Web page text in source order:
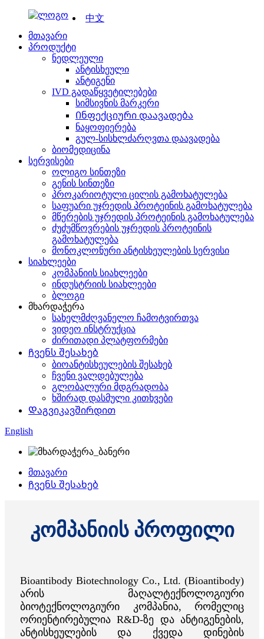
მთავარი
პროდუქტი
ნედლეული
ანტისხეული
ანტიგენი
IVD გადაწყვეტილებები
სიმსივნის მარკერი
Ინფექციური დაავადება
ნაყოფიერება
გულ-სისხლძარღვთა დაავადება
ბიომედიცინა
სერვისები
ოლიგო სინთეზი
გენის სინთეზი
პროკარიოტული ცილის გამოხატულება
საფუარი უჯრედის პროტეინის გამოხატულება
მწერების უჯრედის პროტეინის გამოხატულება
ძუძუმწოვრების უჯრედის პროტეინის
გამოხატულება
მონოკლონური ანტისხეულების სერვისი
სიახლეები
კომპანიის სიახლეები
ინდუსტრიის სიახლეები
ბლოგი
მხარდაჭერა
სახელმძღვანელო ჩამოტვირთვა
ვიდეო ინსტრუქცია
ძირითადი პლატფორმები
Ჩვენს შესახებ
ბიოანტისხეულების შესახებ
ჩვენი ვალდებულება
გლობალური მდგრადობა
ხშირად დასმული კითხვები
Დაგვიკავშირდით
English
中文
მთავარი
Ჩვენს შესახებ
კომპანიის პროფილი
Bioantibody Biotechnology Co., Ltd. (Bioantibody)
არის მაღალტექნოლოგიური
ბიოტექნოლოგიური კომპანია, რომელიც
ორიენტირებულია R&D-ზე და ანტიგენების,
ანტისხეულების და ქვედა დინების